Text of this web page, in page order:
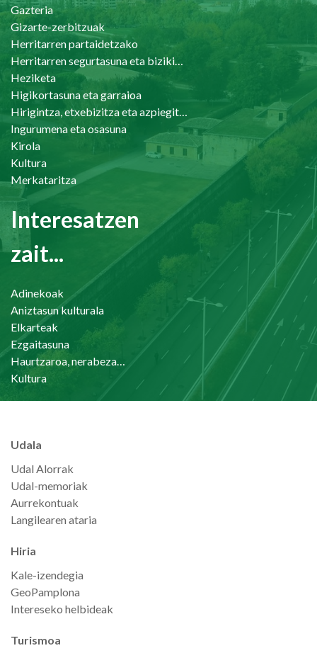
Gazteria
Gizarte-zerbitzuak
Herritarren partaidetzako
Heziketa
Higikortasuna eta garraioa
Ingurumena eta osasuna
Kirola
Kultura
Merkataritza
Interesatzen
zait...
Adinekoak
Aniztasun kulturala
Elkarteak
Ezgaitasuna
Kultura
Udala
Udal Alorrak
Udal-memoriak
Aurrekontuak
Langilearen ataria
Hiria
Kale-izendegia
GeoPamplona
Intereseko helbideak
Turismoa